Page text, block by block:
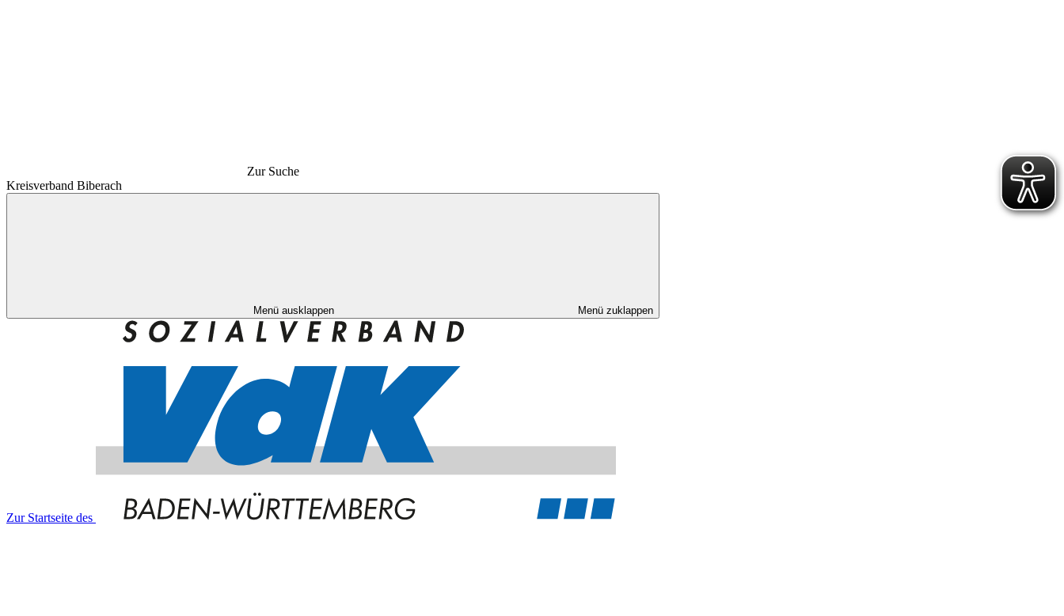
Zur Suche
Kreisverband Biberach
Menü ausklappen Menü zuklappen
Zur Startseite des